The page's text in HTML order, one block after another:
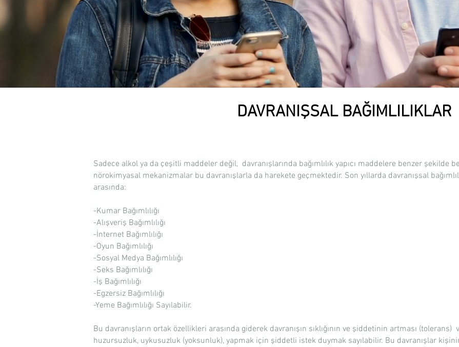
DAVRANIŞSAL BAĞIMLILIKLAR
Sadece alkol ya da çeşitli maddeler değil, davranışlarında bağımlılık yapıcı maddelere benzer
nörokimyasal mekanizmalar bu davranışlarla da harekete geçmektedir. Son yıllarda davranışsal
arasında:
-Kumar Bağımlılığı
-Alışveriş Bağımlılığı
-İnternet Bağımlılığı
-Oyun Bağımlılığı
-Sosyal Medya Bağımlılığı
-Seks Bağımlılığı
-İş Bağımlılığı
-Egzersiz Bağımlılığı
-Yeme Bağımlılığı Sayılabilir.
Bu davranışların ortak özellikleri arasında giderek davranışın sıklığının ve şiddetinin artması (tolerans)
huzursuzluk, uykusuzluk (yoksunluk), yapmak için şiddetli istek duymak sayılabilir. Bu davranışlar